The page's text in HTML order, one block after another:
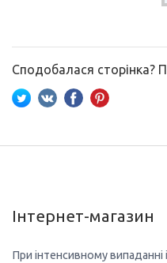
Сподобалася сторінка?
Інтернет-магазин
При інтенсивному випаданні